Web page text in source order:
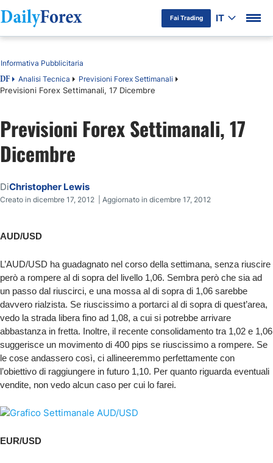
Fai Trading IT
Indice
DF Analisi Tecnica Previsioni Forex Settimanali
Previsioni Forex Settimanali, 17 Dicembre
Informativa Pubblicitaria
Previsioni Forex Settimanali, 17
Dicembre
DiChristopher Lewis
Creato in dicembre 17, 2012 | Aggiornato in dicembre 17, 2012
AUD/USD
L’AUD/USD ha guadagnato nel corso della settimana, senza riuscire
però a rompere al di sopra del livello 1,06. Sembra però che sia ad
un passo dal riuscirci, e una mossa al di sopra di 1,06 sarebbe
davvero rialzista. Se riuscissimo a portarci al di sopra di quest’area,
vedo la strada libera fino ad 1,08, a cui si potrebbe arrivare
abbastanza in fretta. Inoltre, il recente consolidamento tra 1,02 e 1,06
suggerisce un movimento di 400 pips se riuscissimo a rompere. Se
le cose andassero così, ci allineeremmo perfettamente con
l’obiettivo di raggiungere in futuro 1,10. Per quanto riguarda eventuali
vendite, non vedo alcun caso per cui lo farei.
EUR/USD